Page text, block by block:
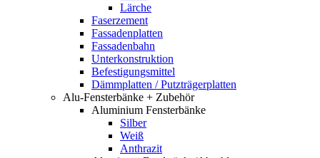
Lärche
Faserzement
Fassadenplatten
Fassadenbahn
Unterkonstruktion
Befestigungsmittel
Dämmplatten / Putzträgerplatten
Alu-Fensterbänke + Zubehör
Aluminium Fensterbänke
Silber
Weiß
Anthrazit